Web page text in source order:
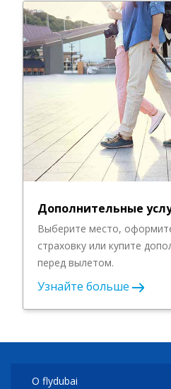
Дополнительные
Выберите место,
страховку или купите
перед вылетом.
Узнайте больше
О flydubai